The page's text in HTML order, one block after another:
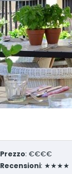
Prezzo: €€€€
Recensioni: ★★★★